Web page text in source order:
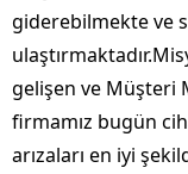
giderebilmekte ve
gelişen ve Müşteri
firmamız bugün
arızaları en iyi